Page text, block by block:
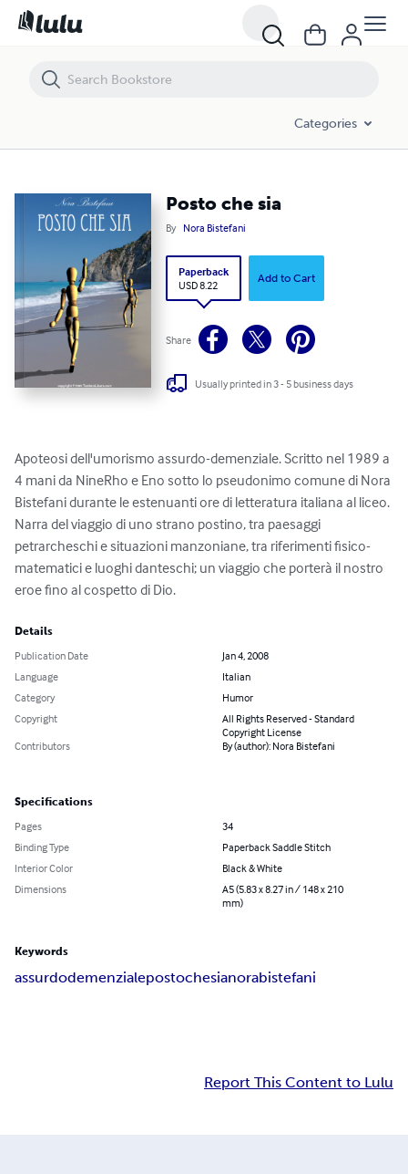
Categories
Posto che sia
By Nora Bistefani
Paperback
USD 8.22
Add to Cart
Share
Usually printed in 3 - 5 business days
Apoteosi dell'umorismo assurdo-demenziale. Scritto nel 1989 a
4 mani da NineRho e Eno sotto lo pseudonimo comune di Nora
Bistefani durante le estenuanti ore di letteratura italiana al liceo.
Narra del viaggio di uno strano postino, tra paesaggi
petrarcheschi e situazioni manzoniane, tra riferimenti fisico-
matematici e luoghi danteschi; un viaggio che porterà il nostro
eroe fino al cospetto di Dio.
Details
Publication Date
Jan 4, 2008
Language
Italian
Category
Humor
Copyright
All Rights Reserved - Standard
Copyright License
Contributors
By (author): Nora Bistefani
Specifications
Pages
34
Binding Type
Paperback Saddle Stitch
Interior Color
Black & White
Dimensions
A5 (5.83 x 8.27 in / 148 x 210
mm)
Keywords
assurdodemenzialepostochesianorabistefani
Report This Content to Lulu
Posto che sia